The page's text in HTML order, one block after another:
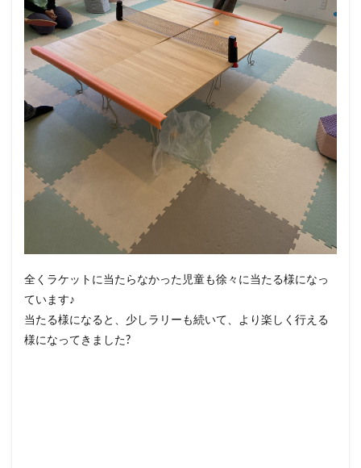
全くラケットに当たらなかった児童も徐々に当たる様になっ
ています♪
当たる様になると、少しラリーも続いて、より楽しく行える
様になってきました?